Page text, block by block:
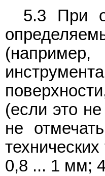
5.3 При
(если это
не
0,8 ... 1 мм;